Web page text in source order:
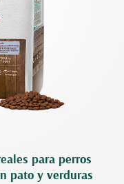
para perros
pato y verduras